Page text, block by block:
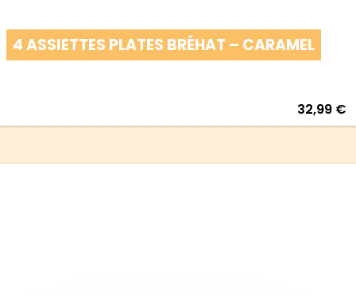
4 ASSIETTES PLATES BRÉHAT – CARAMEL
32,99 €